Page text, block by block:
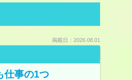
掲載日：2026.08.01
仕事の1つ